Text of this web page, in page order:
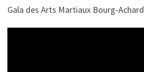
Gala des Arts Martiaux Bourg-Achard